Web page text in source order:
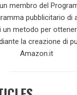
membro del
pubblicitario di
un metodo per
la creazione di
Amazon.it